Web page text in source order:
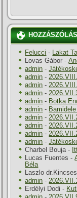
Felucci - Lakat
Lovas Gábor -
admin -
admin -
admin -
admin -
admin - Botka
admin -
admin -
admin -
admin -
admin -
Charbel Bouja-
Lucas Fuentes -
Béla
Laszlo dr.Kincses
admin -
Erdélyi Dodi -